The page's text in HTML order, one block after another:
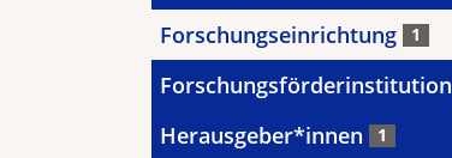
Forschungseinrichtung 1
Forschungsförderinstitution
Herausgeber*innen 1